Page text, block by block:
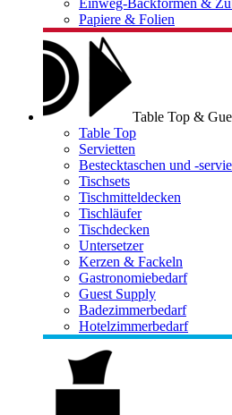
Einweg-Backformen &
Papiere & Folien
Table Top &
Table Top
Servietten
Bestecktaschen und -
Tischsets
Tischmitteldecken
Tischläufer
Tischdecken
Untersetzer
Kerzen & Fackeln
Gastronomiebedarf
Guest Supply
Badezimmerbedarf
Hotelzimmerbedarf